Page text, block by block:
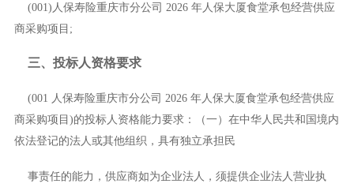
(001)人保寿险重庆市分公司 2026 年人保大厦食堂承包经营供应
商采购项目;
三、投标人资格要求
(001 人保寿险重庆市分公司 2026 年人保大厦食堂承包经营供应
商采购项目)的投标人资格能力要求：（一）在中华人民共和国境内
依法登记的法人或其他组织，具有独立承担民
事责任的能力，供应商如为企业法人，须提供企业法人营业执